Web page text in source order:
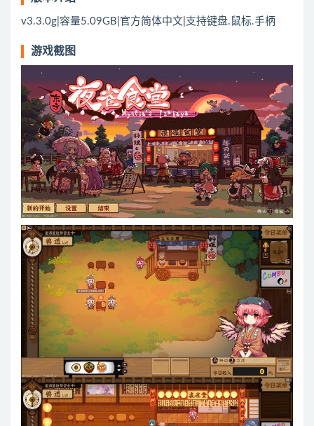
v3.3.0g|容量5.09GB|官方简体中文|支持键盘.鼠标.手柄
游戏截图